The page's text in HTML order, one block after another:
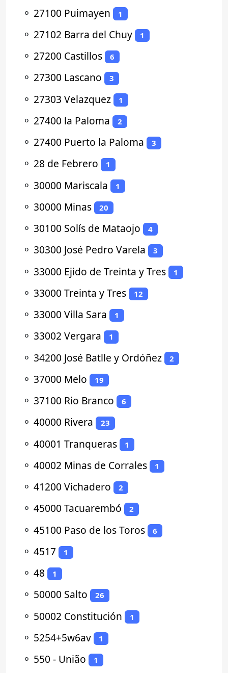
⚬ 27100 Puimayen 1
⚬ 27102 Barra del Chuy 1
⚬ 27200 Castillos 6
⚬ 27300 Lascano 3
⚬ 27303 Velazquez 1
⚬ 27400 la Paloma 2
⚬ 27400 Puerto la Paloma 3
⚬ 28 de Febrero 1
⚬ 30000 Mariscala 1
⚬ 30000 Minas 20
⚬ 30100 Solís de Mataojo 4
⚬ 30300 José Pedro Varela 3
⚬ 33000 Ejido de Treinta y Tres 1
⚬ 33000 Treinta y Tres 12
⚬ 33000 Villa Sara 1
⚬ 33002 Vergara 1
⚬ 34200 José Batlle y Ordóñez 2
⚬ 37000 Melo 19
⚬ 37100 Rio Branco 6
⚬ 40000 Rivera 23
⚬ 40001 Tranqueras 1
⚬ 40002 Minas de Corrales 1
⚬ 41200 Vichadero 2
⚬ 45000 Tacuarembó 2
⚬ 45100 Paso de los Toros 6
⚬ 4517 1
⚬ 48 1
⚬ 50000 Salto 26
⚬ 50002 Constitución 1
⚬ 5254+5w6av 1
⚬ 550 - União 1